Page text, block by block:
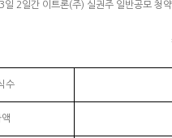
2일간 이트론(주) 실권주 일반공모 청
수